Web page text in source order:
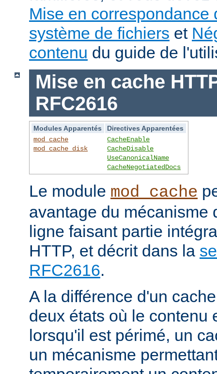
Mise en correspondance
système de fichiers et
contenu du guide de
Mise en cache
RFC2616
Modules Apparentés
Directives Apparentées
mod_cache
mod_cache_disk
CacheEnable
CacheDisable
UseCanonicalName
CacheNegotiatedDocs
Le module mod_cache
avantage du mécanisme
ligne faisant partie
HTTP, et décrit dans la
RFC2616.
A la différence d'un
deux états où le contenu
lorsqu'il est périmé, un
un mécanisme